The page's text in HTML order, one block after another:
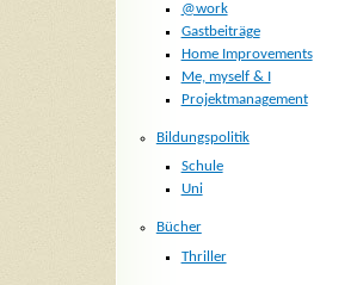
@work
Gastbeiträge
Home Improvements
Me, myself & I
Projektmanagement
Bildungspolitik
Schule
Uni
Bücher
Thriller